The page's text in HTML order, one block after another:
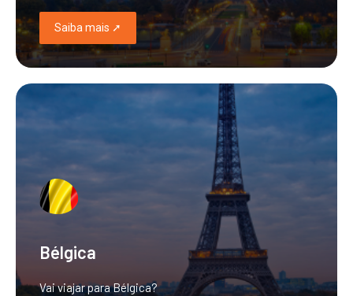
Saiba mais ➚
Bélgica
Vai viajar para Bélgica?